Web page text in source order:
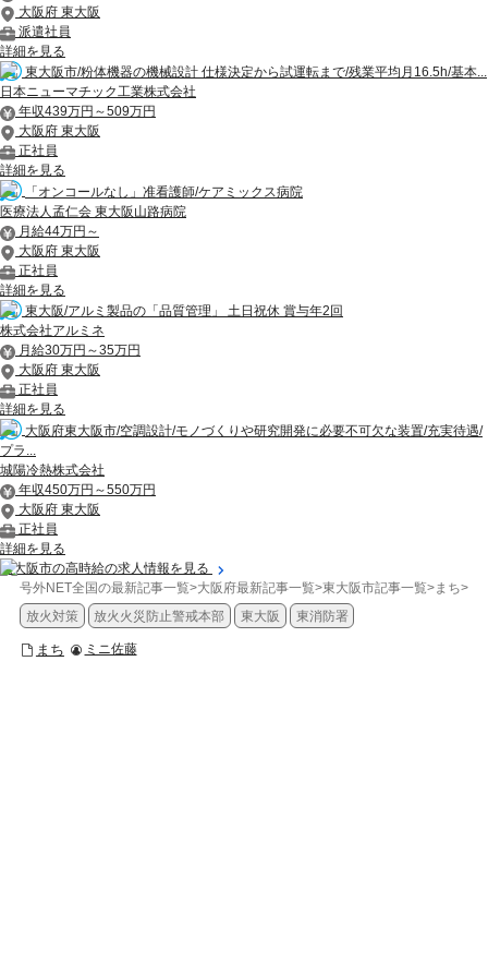
大阪府 東大阪
派遣社員
詳細を見る
東大阪市/粉体機器の機械設計 仕様決定から試運転まで/残業平均月16.5h/基本...
日本ニューマチック工業株式会社
年収439万円～509万円
大阪府 東大阪
正社員
詳細を見る
「オンコールなし」准看護師/ケアミックス病院
医療法人孟仁会 東大阪山路病院
月給44万円～
大阪府 東大阪
正社員
詳細を見る
東大阪/アルミ製品の「品質管理」 土日祝休 賞与年2回
株式会社アルミネ
月給30万円～35万円
大阪府 東大阪
正社員
詳細を見る
大阪府東大阪市/空調設計/モノづくりや研究開発に必要不可欠な装置/充実待遇/
プラ...
城陽冷熱株式会社
年収450万円～550万円
大阪府 東大阪
正社員
詳細を見る
東大阪市の高時給の求人情報を見る
号外NET全国の最新記事一覧>大阪府最新記事一覧>東大阪市記事一覧>まち>放
放火対策
放火火災防止警戒本部 東大阪 東消防署
まち ミニ佐藤